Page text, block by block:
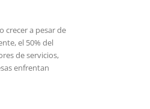
crecer a pesar de
el 50% del
de servicios,
enfrentan